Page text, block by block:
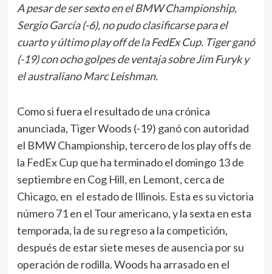
A pesar de ser sexto en el BMW Championship,
Sergio García (-6), no pudo clasificarse para el
cuarto y último play off de la FedEx Cup. Tiger ganó
(-19) con ocho golpes de ventaja sobre Jim Furyk y
el australiano Marc Leishman.
Como si fuera el resultado de una crónica
anunciada, Tiger Woods (-19) ganó con autoridad
el BMW Championship, tercero de los play offs de
la FedEx Cup que ha terminado el domingo 13 de
septiembre en Cog Hill, en Lemont, cerca de
Chicago, en el estado de Illinois. Esta es su victoria
número 71 en el Tour americano, y la sexta en esta
temporada, la de su regreso a la competición,
después de estar siete meses de ausencia por su
operación de rodilla. Woods ha arrasado en el